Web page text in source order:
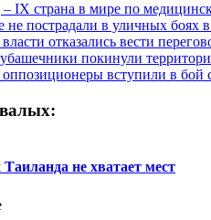
IX страна в мире по
не пострадали в уличных боях
отказались вести
покинули
оппозиционеры вступили в
не хватает мест